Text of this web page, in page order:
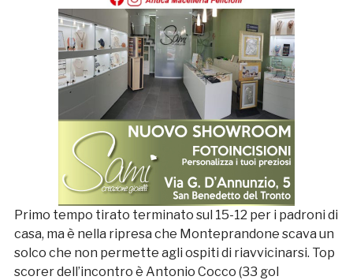
Primo tempo tirato terminato sul 15-12 per i padroni di
casa, ma è nella ripresa che Monteprandone scava un
solco che non permette agli ospiti di riavvicinarsi. Top
scorer dell’incontro è Antonio Cocco (33 gol